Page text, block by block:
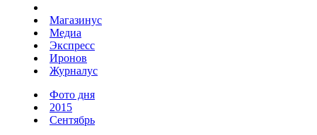
Магазинус
Медиа
Экспресс
Иронов
Журналус
Фото дня
2015
Сентябрь